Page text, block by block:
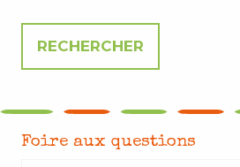
Foire aux questions